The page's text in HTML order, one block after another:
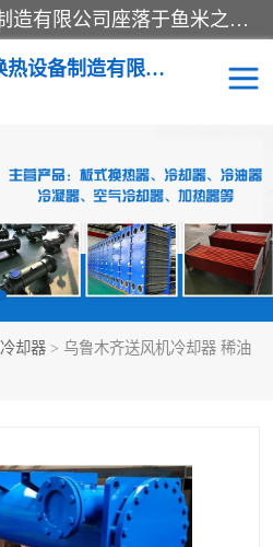
泰州市金锐达换热设备制造有限公司座落于鱼米之乡、祥泰之州一江苏泰州。是一家多年从事换热设备研究、设计、制造、销售、服务于一体的生产企业。
泰州市金锐达换热设备制造有限公司
冷却器 > 乌鲁木齐送风机冷却器 稀油
换热器
预热器